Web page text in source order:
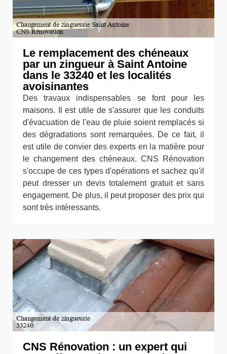
Le remplacement des chéneaux
par un zingueur à Saint Antoine
dans le 33240 et les localités
avoisinantes
Des travaux indispensables se font pour les
maisons. Il est utile de s'assurer que les conduits
d'évacuation de l'eau de pluie soient remplacés si
des dégradations sont remarquées. De ce fait, il
est utile de convier des experts en la matière pour
le changement des chéneaux. CNS Rénovation
s'occupe de ces types d'opérations et sachez qu'il
peut dresser un devis totalement gratuit et sans
engagement. De plus, il peut proposer des prix qui
sont très intéressants.
CNS Rénovation : un expert qui